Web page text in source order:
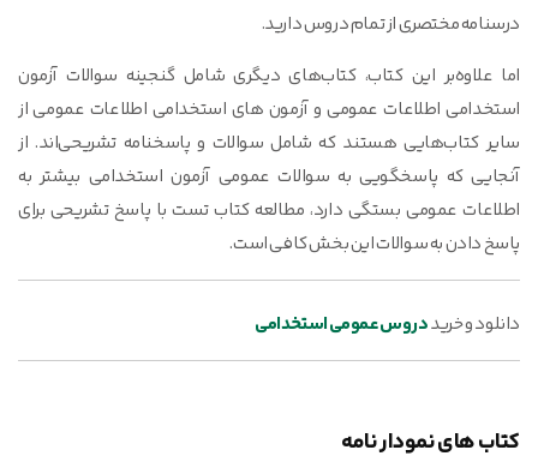
درسنامه مختصری از تمام دروس دارید.
اما علاوه‌بر این کتاب، کتاب‌های دیگری شامل گنجینه سوالات آزمون
استخدامی اطلاعات عمومی و آزمون های استخدامی اطلاعات عمومی از
سایر کتاب‌هایی هستند که شامل سوالات و پاسخنامه تشریحی‌اند. از
آنجایی که پاسخگویی به سوالات عمومی آزمون استخدامی بیشتر به
اطلاعات عمومی بستگی دارد، مطالعه کتاب تست با پاسخ تشریحی برای
پاسخ دادن به سوالات این بخش کافی است.
دانلود و خریددروس عمومی استخدامی
کتاب های نمودار نامه